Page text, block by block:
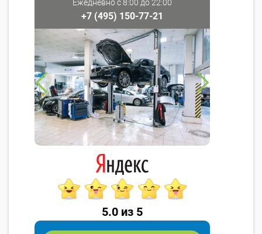
Ежедневно с 8:00 до 22:00
+7 (495) 150-77-21
5.0 из 5